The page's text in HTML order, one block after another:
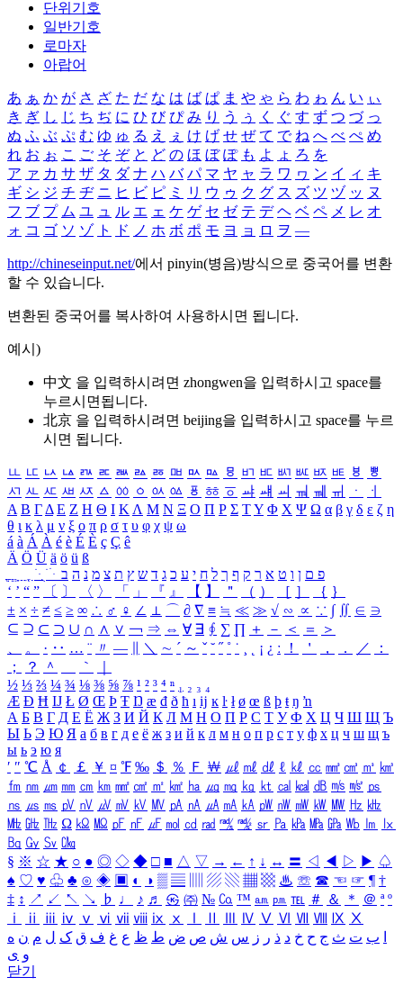
단위기호
일반기호
로마자
아랍어
あ ぁ か が さ ざ た だ な は ば ぱ ま や ゃ ら わ ゎ ん い ぃ
き ぎ し じ ち ぢ に ひ び ぴ み り う ぅ く ぐ す ず つ づ っ
ぬ ふ ぶ ぷ む ゆ ゅ る え ぇ け げ せ ぜ て で ね へ べ ぺ め
れ お ぉ こ ご そ ぞ と ど の ほ ぼ ぽ も よ ょ ろ を
ア ァ カ サ ザ タ ダ ナ ハ バ パ マ ヤ ャ ラ ワ ヮ ン イ ィ キ
ギ シ ジ チ ヂ ニ ヒ ビ ピ ミ リ ウ ゥ ク グ ス ズ ツ ヅ ッ ヌ
フ ブ プ ム ユ ュ ル エ ェ ケ ゲ セ ゼ テ デ ヘ ベ ペ メ レ オ
ォ コ ゴ ソ ゾ ト ド ノ ホ ボ ポ モ ヨ ョ ロ ヲ ―
http://chineseinput.net/에서 pinyin(병음)방식으로 중국어를 변환
할 수 있습니다.
변환된 중국어를 복사하여 사용하시면 됩니다.
예시)
中文 을 입력하시려면 zhongwen을 입력하시고 space를
누르시면됩니다.
北京 을 입력하시려면 beijing을 입력하시고 space를 누르
시면 됩니다.
ㅥ ㅦ ㅧ ㅨ ㅩ ㅪ ㅫ ㅬ ㅭ ㅮ ㅯ ㅰ ㅱ ㅲ ㅳ ㅴ ㅵ ㅶ ㅷ ㅸ
ㅹ
ㅺ ㅻ ㅼ ㅽ ㅾ ㅿ ㆀ ㆁ ㆂ ㆃ ㆄ ㆅ ㆆ ㆇ ㆈ ㆉ ㆊ ㆋ ㆌ ㆍ
ㆎ
Α Β ΓΔ Ε Ζ Η Θ Ι ΚΛ Μ Ν Ξ Ο Π Ρ Σ ΤΥ Φ Χ Ψ Ω α β γ δ ε ζ η
θ ι κ λ μ ν ξ ο π ρ σ τ υ φ χ ψ ω
á à Á À é è É È ç Ç ê
Ä Ö Ü ä ö ü ß
ִֶֹ ֻּ ׁׂ פ ם ן ו ט א ר ק ף ך ל ח י ע כ ג ד ש ץ ת צ מ נ ה ב
‘ ’ “ ” 〔 〕 〈 〉 「 」 『 』 【 】 ＂ （ ） ［ ］ ｛ ｝
± × ÷ ≠ ≤ ≥ ∞ ∴ ♂ ♀ ∠ ⊥ ⌒ ∂ ∇ ≡ ≒ ≪ ≫ √ ∽ ∝ ∵ ∫ ∬ ∈ ∋
⊆ ⊇ ⊂ ⊃ ∪ ∩ ∧ ∨ ￢ ⇒ ⇔ ∀ ∃ ∮ ∑ ∏ ＋ － ＜ ＝
＞
、
。 · ‥ … ¨ 〃 ― ＼ ∼ ´ ～ ˇ ˘ ˝ ˚ ˙ ¸ ¡ ¿ ː ！ ＇ ， ． ／
：
；
？ ＾ ｀
½ ⅓ ⅔ ¼ ¾ ⅛ ⅜ ⅝ ⅞ ¹ ² ³ ⁴ ⁿ ₁ ₂ ₃ ₄
Æ Ð Ħ Ĳ Ł Ø Œ Þ Ŧ Ŋ æ đ ð ħ ı ĳ ĸ ŀ ł ø œ ß þ ŧ ŋ ŉ
А Б В Г Д Е Ё Ж З И Й К Л М Н О П Р С Т У Ф Х Ц Ч Ш Щ Ъ
Ы Ь Э Ю Я а б в г д е ё ж з и й к л м н о п р с т у ф х ц ч ш щ ъ
ы ь э ю я
′ ″ ℃ Å ￠ ￡ ￥ ¤ ℉ ‰ ＄ ％ Ｆ ￦ ㎕ ㎖ ㎗ ℓ ㎘ ㏄ ㎣ ㎤ ㎥ ㎦
㎙ ㎚ ㎛ ㎜ ㎝ ㎞ ㎟ ㎠ ㎡ ㎢ ㏊ ㎍ ㎎ ㎏ ㏏ ㎈ ㎉ ㏈ ㎧ ㎨ ㎰
㎱ ㎲ ㎳ ㎴ ㎵ ㎶ ㎷ ㎸ ㎹ ㎀ ㎁ ㎂ ㎃ ㎄ ㎺ ㎻ ㎽ ㎾ ㎿ ㎐ ㎑
㎒ ㎓ ㎔ Ω ㏀ ㏁ ㎊ ㎋ ㎌ ㏖ ㏅ ㎭ ㎮ ㎯ ㏛ ㎩ ㎪ ㎫ ㎬ ㏝ ㏐
㏓
㏃ ㏉ ㏜ ㏆
§ ※ ☆ ★ ○ ● ◎ ◇ ◆ □ ■ △ ▽ → ← ↑ ↓ ↔ 〓 ◁ ◀ ▷ ▶ ♤
♠ ♡ ♥ ♧ ♣ ⊙ ◈ ▣ ◐ ◑ ▒ ▤ ▨ ▧ ▦ ▩ ♨ ☏ ☎ ☜ ☞ ¶ †
‡ ↕ ↗ ↙ ↖ ↘ ♭ ♩ ♪ ♬ ㉿ ㈜ № ㏇ ™ ㏂ ㏘ ℡ ＃ ＆ ＊ ＠ ª º
ⅰ
ⅱ ⅲ ⅳ ⅴ ⅵ ⅶ ⅷ ⅸ ⅹ Ⅳ Ⅴ Ⅵ Ⅶ Ⅷ Ⅸ Ⅹ
ب ت ث ج ح خ د ذ ر ز س ش ص ض ط ظ ع غ ف ق ک ل م ن ه
و ی
닫기